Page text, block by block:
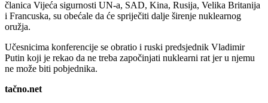
članica Vijeća sigurnosti UN-a, SAD, Kina, Rusija, Velika Britanija
i Francuska, su obećale da će spriječiti dalje širenje nuklearnog
oružja.
Učesnicima konferencije se obratio i ruski predsjednik Vladimir
Putin koji je rekao da ne treba započinjati nuklearni rat jer u njemu
ne može biti pobjednika.
tačno.net